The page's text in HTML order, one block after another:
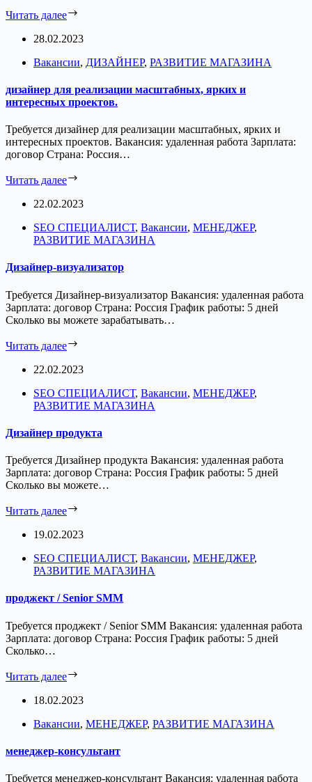
Читать далее
28.02.2023
Вакансии, ДИЗАЙНЕР, РАЗВИТИЕ МАГАЗИНА
дизайнер для реализации масштабных, ярких и
интересных проектов.
Требуется дизайнер для реализации масштабных, ярких и
интересных проектов. Вакансия: удаленная работа Зарплата:
договор Страна: Россия…
Читать далее
22.02.2023
SEO СПЕЦИАЛИСТ, Вакансии, МЕНЕДЖЕР,
РАЗВИТИЕ МАГАЗИНА
Дизайнер-визуализатор
Требуется Дизайнер-визуализатор Вакансия: удаленная работа
Зарплата: договор Страна: Россия График работы: 5 дней
Сколько вы можете зарабатывать…
Читать далее
22.02.2023
SEO СПЕЦИАЛИСТ, Вакансии, МЕНЕДЖЕР,
РАЗВИТИЕ МАГАЗИНА
Дизайнер продукта
Требуется Дизайнер продукта Вакансия: удаленная работа
Зарплата: договор Страна: Россия График работы: 5 дней
Сколько вы можете…
Читать далее
19.02.2023
SEO СПЕЦИАЛИСТ, Вакансии, МЕНЕДЖЕР,
РАЗВИТИЕ МАГАЗИНА
проджект / Senior SMM
Требуется проджект / Senior SMM Вакансия: удаленная работа
Зарплата: договор Страна: Россия График работы: 5 дней
Сколько…
Читать далее
18.02.2023
Вакансии, МЕНЕДЖЕР, РАЗВИТИЕ МАГАЗИНА
менеджер-консультант
Требуется менеджер-консультант Вакансия: удаленная работа